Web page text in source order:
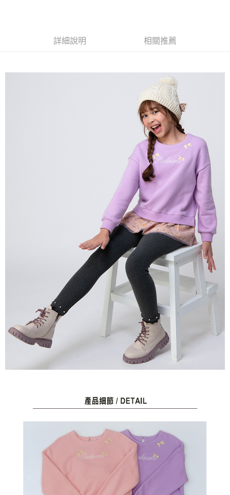
每筆NT$80，滿NT$2,000(含以上)免運費
每筆NT$80，滿NT$2,000(含以上)免運費
每筆NT$80，滿NT$2,000(含以上)免運費
詳細說明 相關推薦